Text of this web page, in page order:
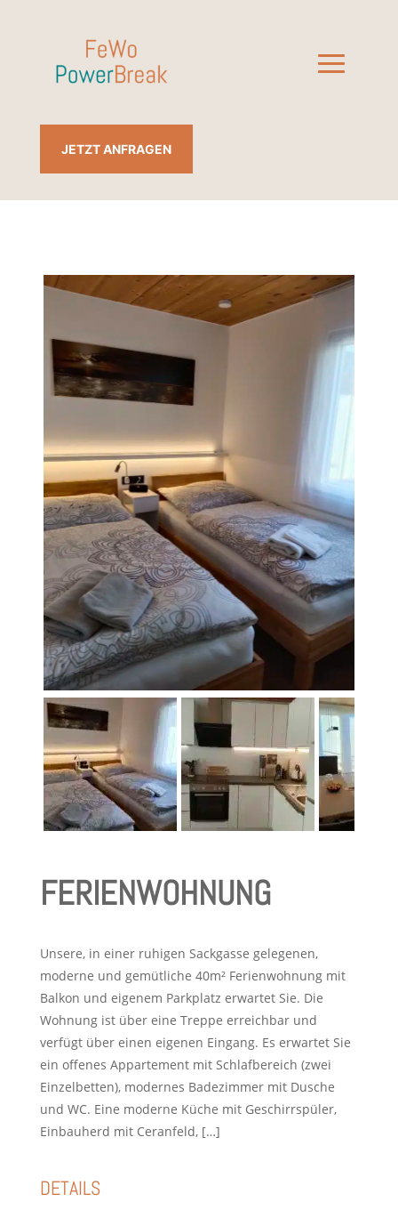
JETZT ANFRAGEN
FERIENWOHNUNG
Unsere, in einer ruhigen Sackgasse gelegenen,
moderne und gemütliche 40m² Ferienwohnung mit
Balkon und eigenem Parkplatz erwartet Sie. Die
Wohnung ist über eine Treppe erreichbar und
verfügt über einen eigenen Eingang. Es erwartet Sie
ein offenes Appartement mit Schlafbereich (zwei
Einzelbetten), modernes Badezimmer mit Dusche
und WC. Eine moderne Küche mit Geschirrspüler,
Einbauherd mit Ceranfeld, […]
DETAILS